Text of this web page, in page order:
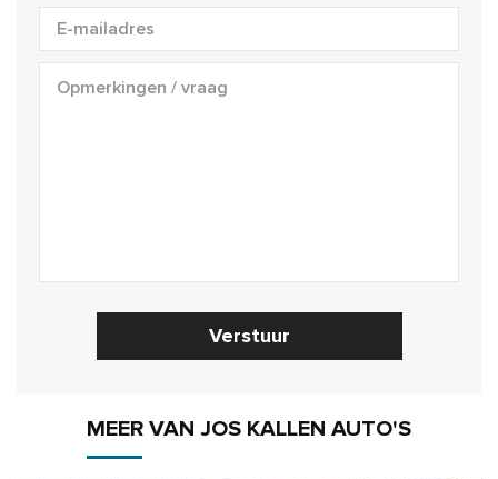
Verstuur
MEER VAN JOS KALLEN AUTO'S